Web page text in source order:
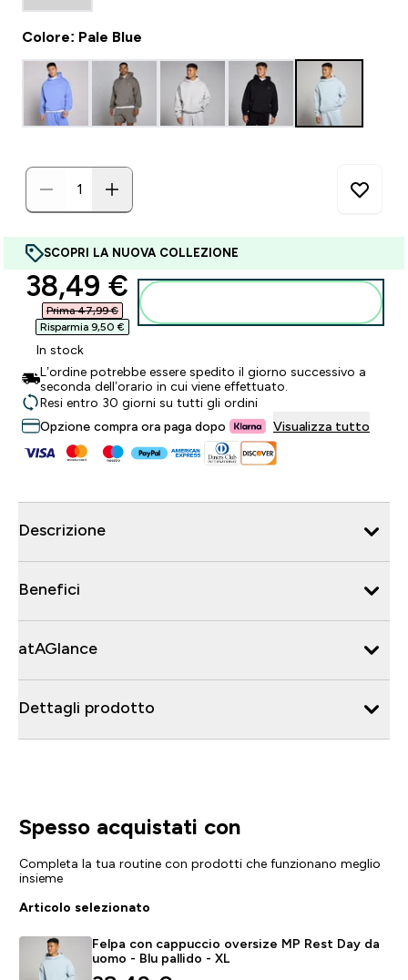
Colore: Pale Blue
SCOPRI LA NUOVA COLLEZIONE
discounted price
38,49 €‎
Prima 47,99 €‎
Risparmia 9,50 €‎
In stock
L’ordine potrebbe essere spedito il giorno successivo a
seconda dell’orario in cui viene effettuato.
Resi entro 30 giorni su tutti gli ordini
Opzione compra ora paga dopo
Visualizza tutto
Descrizione
Benefici
atAGlance
Dettagli prodotto
Spesso acquistati con
Completa la tua routine con prodotti che funzionano meglio
insieme
Articolo selezionato
Felpa con cappuccio oversize MP Rest Day da
uomo - Blu pallido - XL